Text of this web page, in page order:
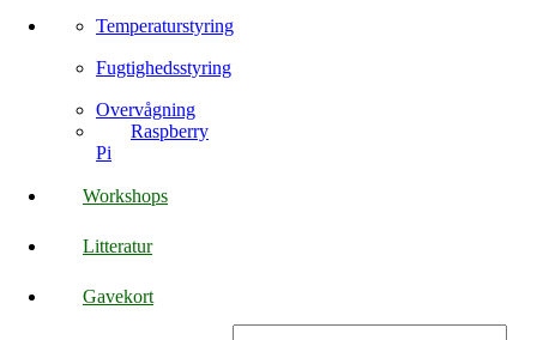
Temperaturstyring
Fugtighedsstyring
Overvågning
Raspberry
Pi
Workshops
Litteratur
Gavekort